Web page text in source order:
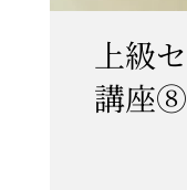
上級
講座⑧